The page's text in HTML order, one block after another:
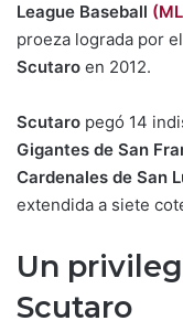
League Baseball
proeza lograda por
Scutaro en 2012.
Scutaro pegó 14
Gigantes de San
Cardenales de San
extendida a siete
Un
Scutaro